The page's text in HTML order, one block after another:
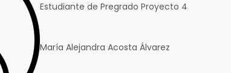
Estudiante de Pregrado Proyecto 4
María Alejandra Acosta Álvarez